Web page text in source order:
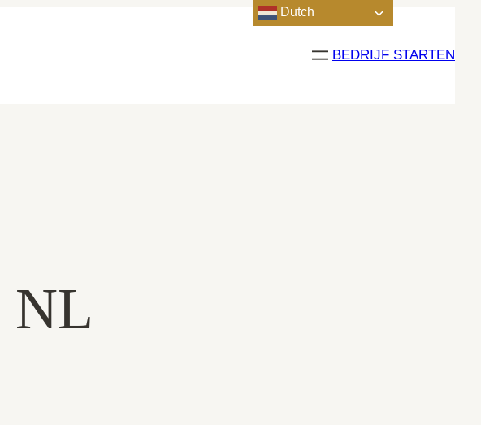
BEDRIJF STARTEN
NL
Dutch